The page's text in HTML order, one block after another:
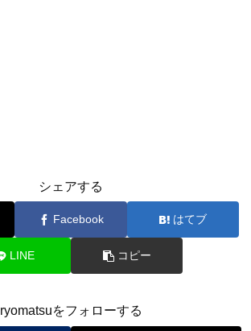
シェアする
Facebook はてブ
LINE コピー
ryomatsuをフォローする